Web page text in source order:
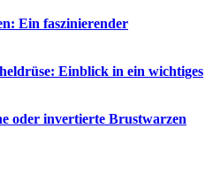
Ein faszinierender
Einblick in ein wichtiges
oder invertierte Brustwarzen